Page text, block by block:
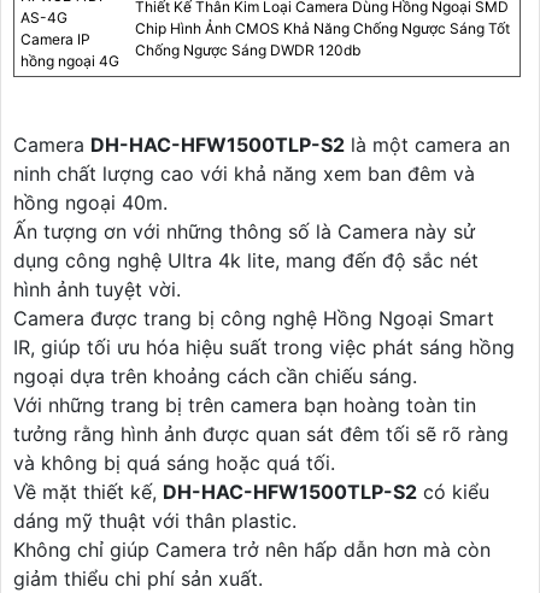
AS-4G
Camera IP
hồng ngoại 4G
Thiết Kế Thân Kim Loại Camera Dùng Hồng Ngoại SMD
Chip Hình Ảnh CMOS Khả Năng Chống Ngược Sáng Tốt
Chống Ngược Sáng DWDR 120db
Camera DH-HAC-HFW1500TLP-S2 là một camera an
ninh chất lượng cao với khả năng xem ban đêm và
hồng ngoại 40m.
Ấn tượng ơn với những thông số là Camera này sử
dụng công nghệ Ultra 4k lite, mang đến độ sắc nét
hình ảnh tuyệt vời.
Camera được trang bị công nghệ Hồng Ngoại Smart
IR, giúp tối ưu hóa hiệu suất trong việc phát sáng hồng
ngoại dựa trên khoảng cách cần chiếu sáng.
Với những trang bị trên camera bạn hoàng toàn tin
tưởng rằng hình ảnh được quan sát đêm tối sẽ rõ ràng
và không bị quá sáng hoặc quá tối.
Về mặt thiết kế, DH-HAC-HFW1500TLP-S2 có kiểu
dáng mỹ thuật với thân plastic.
Không chỉ giúp Camera trở nên hấp dẫn hơn mà còn
giảm thiểu chi phí sản xuất.